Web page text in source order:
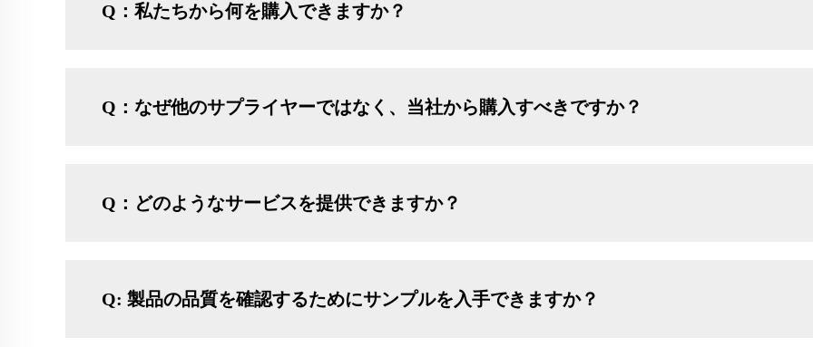
Q：私たちから何を購入できますか？
Q：なぜ他のサプライヤーではなく、当社から購入すべきですか？
Q：どのようなサービスを提供できますか？
Q: 製品の品質を確認するためにサンプルを入手できますか？